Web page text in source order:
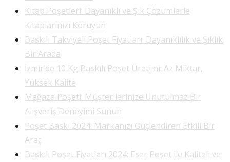
Kitap Poşetleri: Dayanıklı ve Şık Çözümlerle
Kitaplarınızı Koruyun
Baskılı Takviyeli Poşet Fiyatları: Dayanıklılık ve Şıklık
Bir Arada
İzmir’de 10 Kg Baskılı Poşet Üretimi: Az Miktar,
Yüksek Kalite
Mağaza Poşeti: Müşterilerinize Unutulmaz Bir
Alışveriş Deneyimi Sunun
Poşet Baskı 2024: Markanızı Güçlendiren Etkili Bir
Araç
Baskılı Poşet Fiyatları 2024: Eser Poşet ile Kaliteli ve